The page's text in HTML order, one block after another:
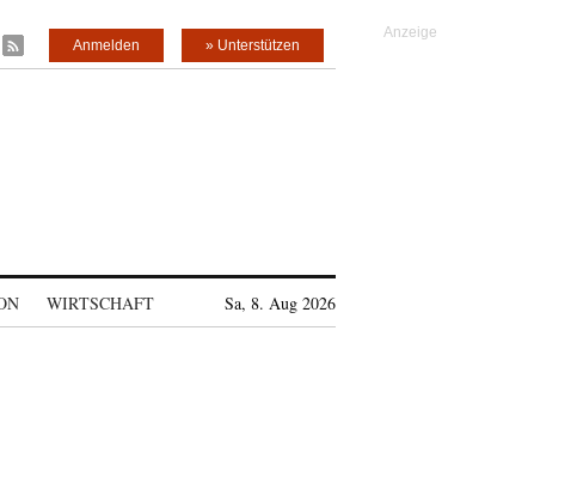
» Unterstützen
Anmelden
WIRTSCHAFT Sa, 8. Aug 2026